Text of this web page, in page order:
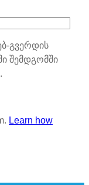
გვერდის
შემდგომში
Learn how